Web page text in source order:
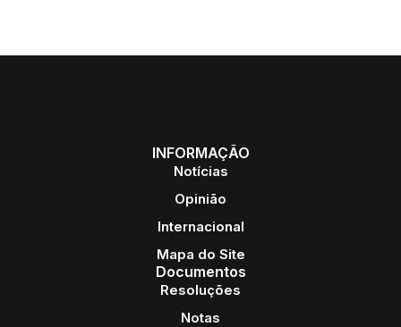
INFORMAÇÃO
Notícias
Opinião
Internacional
Mapa do Site
Documentos
Resoluções
Notas